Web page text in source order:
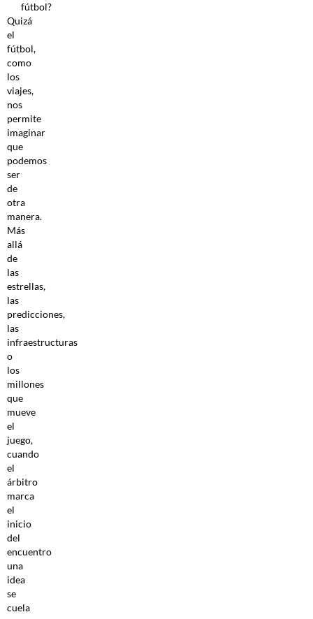
fútbol?
Quizá
el
fútbol,
como
los
viajes,
nos
permite
imaginar
que
podemos
ser
de
otra
manera.
Más
allá
de
las
estrellas,
las
predicciones,
las
infraestructuras
o
los
millones
que
mueve
el
juego,
cuando
el
árbitro
marca
el
inicio
del
encuentro
una
idea
se
cuela